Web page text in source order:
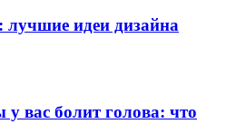
лучшие идеи дизайна
вас болит голова: что